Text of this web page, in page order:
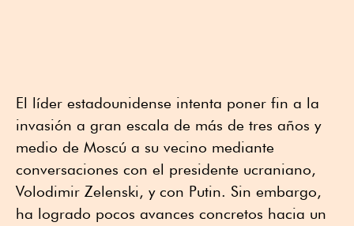
El líder estadounidense intenta poner fin a la
invasión a gran escala de más de tres años y
medio de Moscú a su vecino mediante
conversaciones con el presidente ucraniano,
Volodimir Zelenski, y con Putin. Sin embargo,
ha logrado pocos avances concretos hacia un